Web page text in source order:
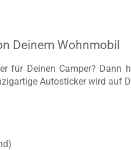
Deinem Wohnmobil
für Deinen Camper? Dann
Autosticker wird auf